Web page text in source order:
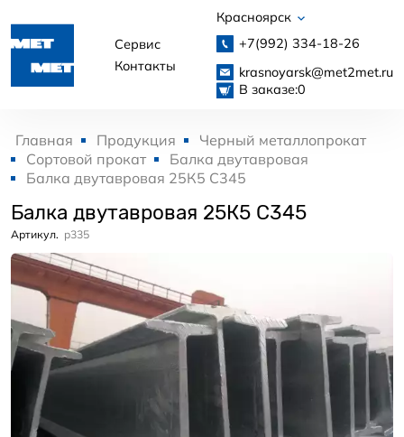
Сервис
Контакты
Красноярск
+7(992) 334-18-26
krasnoyarsk@met2met.ru
В заказе:0
Главная Продукция
Черный металлопрокат
Сортовой прокат
Балка двутавровая
Балка двутавровая 25К5 С345
Балка двутавровая 25К5 С345
Артикул. p335